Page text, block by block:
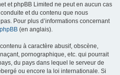
et phpBB Limited ne peut en aucun cas
et du contenu que nous
Pour plus d’informations concernant
(en anglais).
à caractère abusif, obscène,
pornographique, etc. qui pourrait
du pays dans lequel le serveur de
ou encore la loi internationale. Si